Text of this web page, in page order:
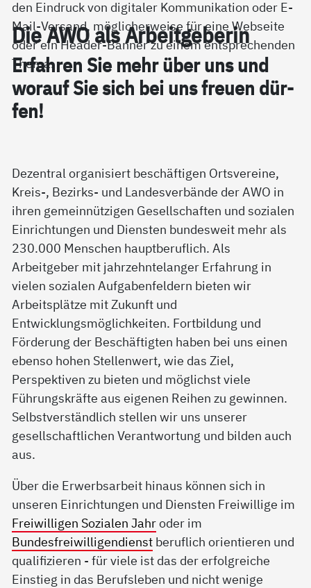
Die AWO als Ar­beit­ge­be­rin
Er­fah­ren Sie mehr über uns und
wor­auf Sie sich bei uns freu­en dür­
fen!
Dezentral organisiert beschäftigen Ortsvereine,
Kreis-, Bezirks- und Landesverbände der AWO in
ihren gemeinnützigen Gesellschaften und sozialen
Einrichtungen und Diensten bundesweit mehr als
230.000 Menschen hauptberuflich. Als
Arbeitgeber mit jahrzehntelanger Erfahrung in
vielen sozialen Aufgabenfeldern bieten wir
Arbeitsplätze mit Zukunft und
Entwicklungsmöglichkeiten. Fortbildung und
Förderung der Beschäftigten haben bei uns einen
ebenso hohen Stellenwert, wie das Ziel,
Perspektiven zu bieten und möglichst viele
Führungskräfte aus eigenen Reihen zu gewinnen.
Selbstverständlich stellen wir uns unserer
gesellschaftlichen Verantwortung und bilden auch
aus.
Über die Erwerbsarbeit hinaus können sich in
unseren Einrichtungen und Diensten Freiwillige im
Freiwilligen Sozialen Jahroder im
Bundesfreiwilligendienst beruflich orientieren und
qualifizieren - für viele ist das der erfolgreiche
Einstieg in das Berufsleben und nicht wenige